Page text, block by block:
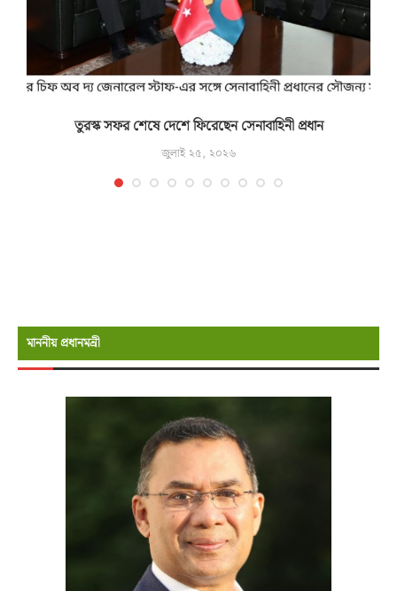
তুরস্ক সফর শেষে দেশে ফিরেছেন সেনাবাহিনী প্রধান
জুলাই ২৫, ২০২৬
মাননীয় প্রধানমন্রী